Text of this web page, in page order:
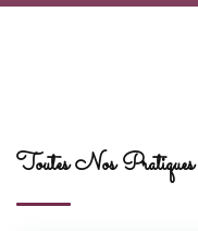
Toutes Nos Pratiques